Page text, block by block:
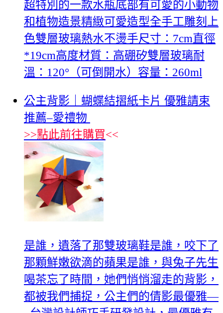
超特別的一款水瓶底部有可愛的小動物
和植物造景精緻可愛造型全手工雕刻上
色雙層玻璃熱水不燙手尺寸：7cm直徑
*19cm高度材質：高硼矽雙層玻璃耐
溫：120°（可倒開水）容量：260ml
公主背影｜蝴蝶結摺紙卡片 優雅請束
推薦–愛禮物
>>點此前往購買<<
是誰，遺落了那雙玻璃鞋是誰，咬下了
那顆鮮嫩欲滴的蘋果是誰，與兔子先生
喝茶忘了時間，她們悄悄溜走的背影，
都被我們捕捉，公主們的倩影最優雅—